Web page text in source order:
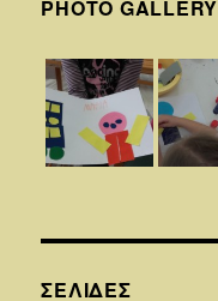
PHOTO GALLERY
ΣΕΛΊΔΕΣ